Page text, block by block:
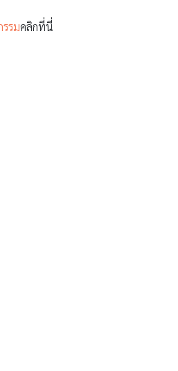
รมคลิกที่นี่